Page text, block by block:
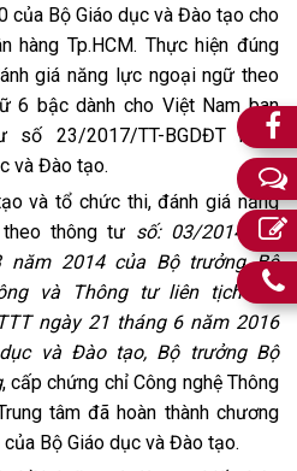
của Bộ Giáo dục và Đào tạo cho
hàng Tp.HCM. Thực hiện đúng
giá năng lực ngoại ngữ theo
6 bậc dành cho Việt Nam ban
23/2017/TT-BGDĐT ngày
và Đào tạo.
và tổ chức thi, đánh giá năng
thông tư số: 03/2014/TT-
năm 2014 của Bộ trưởng Bộ
và Thông tư liên tịch số:
ngày 21 tháng 6 năm 2016
và Đào tạo, Bộ trưởng Bộ
, cấp chứng chỉ Công nghệ Thông
tâm đã hoàn thành chương
Bộ Giáo dục và Đào tạo.